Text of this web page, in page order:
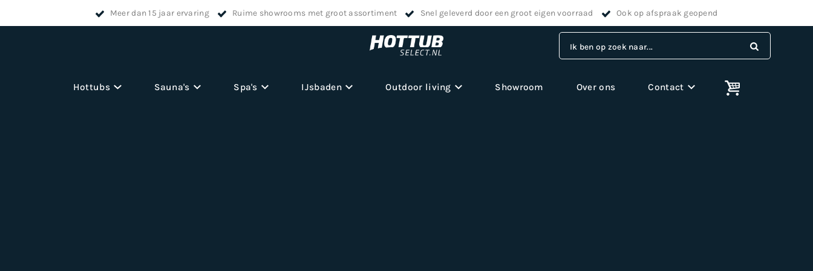
Meer dan 15 jaar ervaring Ruime showrooms met groot assortiment Snel geleverd door een groot eigen voorraad Ook op afspraak geopend
Ik ben op zoek naar...
Hottubs Sauna's Spa's IJsbaden Outdoor living Showroom Over ons Contact